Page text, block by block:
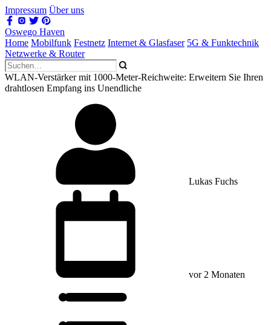
Impressum Über uns
Oswego Haven
Home Mobilfunk Festnetz Internet & Glasfaser 5G & Funktechnik
Netzwerke & Router
WLAN-Verstärker mit 1000-Meter-Reichweite: Erweitern Sie Ihren
drahtlosen Empfang ins Unendliche
Lukas Fuchs
vor 2 Monaten